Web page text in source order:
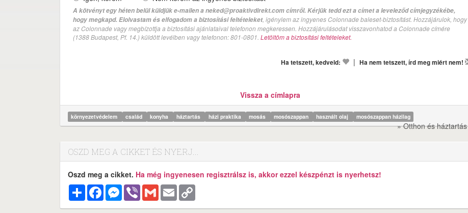
A kötvényt egy héten belül küldjük e-mailen a neked@proaktivdirekt.com címről. Kérjük tedd ezt a címet a leveleződ címjegyzékébe,
hogy megkapd. Elolvastam és elfogadom a biztosítási feltételeket, igénylem az ingyenes Colonnade baleset-biztosítást. Hozzájárulok, hogy
az Colonnade vagy megbízottja a biztosítási ajánlataival telefonon megkeressen. Hozzájárulásodat visszavonhatod a Colonnade címére
(1388 Budapest, Pf. 14.) küldött levélben vagy telefonon: 801-0801. Letöltöm a biztosítási feltételeket.
Ha tetszett, kedveld: | Ha nem tetszett, írd meg miért nem!
Vissza a címlapra
környezetvédelem család konyha háztartás házi praktika mosás mosószappan használt olaj mosószappan házilag
» Otthon és háztartás
OSZD MEG A CIKKET ÉS NYERJ...
Oszd meg a cikket. Ha még ingyenesen regisztrálsz is, akkor ezzel készpénzt is nyerhetsz!
MegosztásFacebookMessenger
Viber Gmail Email